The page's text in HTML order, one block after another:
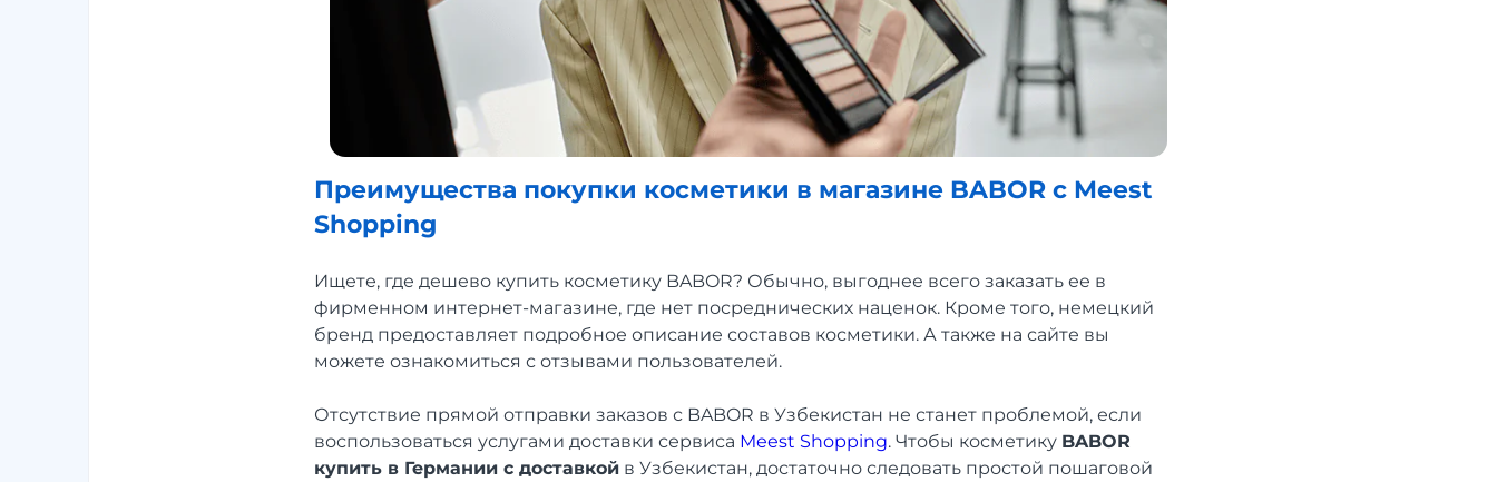
Преимущества покупки косметики в магазине BABOR с Meest
Shopping
Ищете, где дешево купить косметику BABOR? Обычно, выгоднее всего заказать ее в
фирменном интернет-магазине, где нет посреднических наценок. Кроме того, немецкий
бренд предоставляет подробное описание составов косметики. А также на сайте вы
можете ознакомиться с отзывами пользователей.
Отсутствие прямой отправки заказов с BABOR в Узбекистан не станет проблемой, если
воспользоваться услугами доставки сервиса Meest Shopping. Чтобы косметику BABOR
купить в Германии с доставкой в Узбекистан, достаточно следовать простой пошаговой